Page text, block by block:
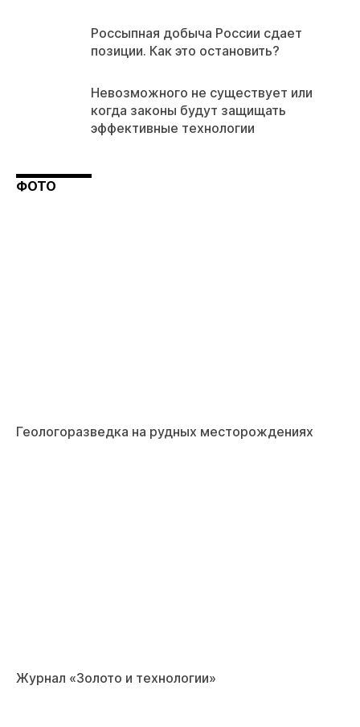
Россыпная добыча России сдает
позиции. Как это остановить?
Невозможного не существует или
когда законы будут защищать
эффективные технологии
ФОТО
Геологоразведка на рудных месторождениях
Журнал «Золото и технологии»